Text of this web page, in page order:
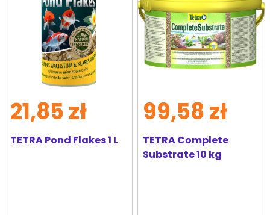
TETRA Pond Flakes 1 L
21,85 zł
TETRA Complete
Substrate 10 kg
99,58 zł